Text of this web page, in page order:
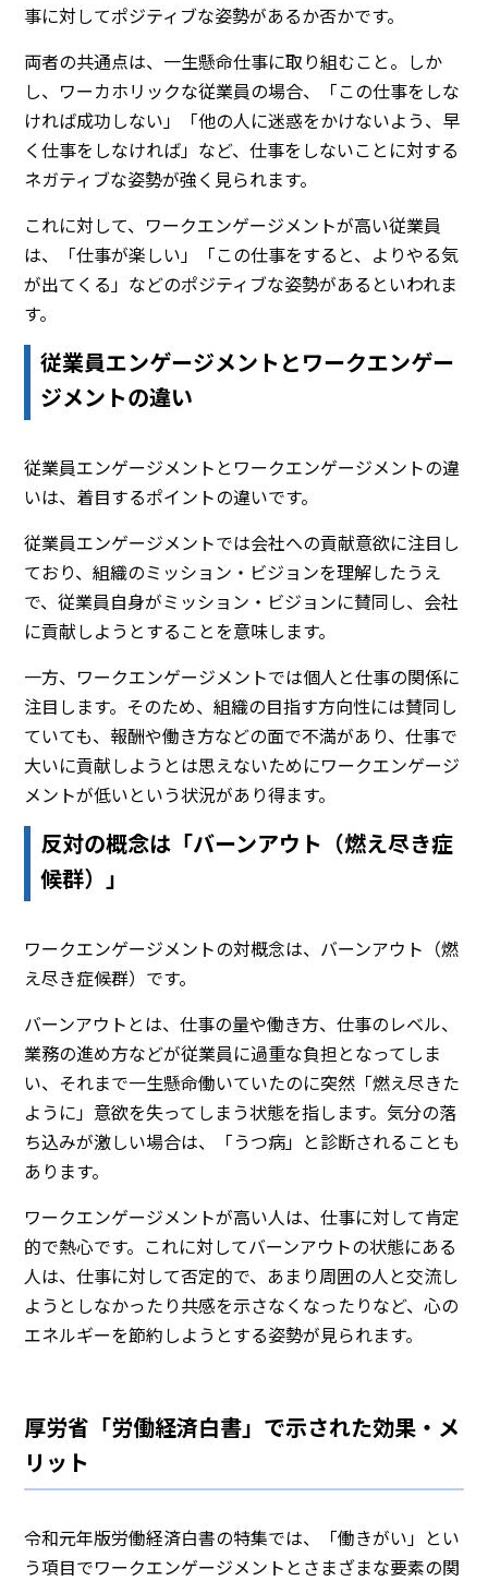
事に対してポジティブな姿勢があるか否かです。
両者の共通点は、一生懸命仕事に取り組むこと。しか
し、ワーカホリックな従業員の場合、「この仕事をしな
ければ成功しない」「他の人に迷惑をかけないよう、早
く仕事をしなければ」など、仕事をしないことに対する
ネガティブな姿勢が強く見られます。
これに対して、ワークエンゲージメントが高い従業員
は、「仕事が楽しい」「この仕事をすると、よりやる気
が出てくる」などのポジティブな姿勢があるといわれま
す。
従業員エンゲージメントとワークエンゲー
ジメントの違い
従業員エンゲージメントとワークエンゲージメントの違
いは、着目するポイントの違いです。
従業員エンゲージメントでは会社への貢献意欲に注目し
ており、組織のミッション・ビジョンを理解したうえ
で、従業員自身がミッション・ビジョンに賛同し、会社
に貢献しようとすることを意味します。
一方、ワークエンゲージメントでは個人と仕事の関係に
注目します。そのため、組織の目指す方向性には賛同し
ていても、報酬や働き方などの面で不満があり、仕事で
大いに貢献しようとは思えないためにワークエンゲージ
メントが低いという状況があり得ます。
反対の概念は「バーンアウト（燃え尽き症
候群）」
ワークエンゲージメントの対概念は、バーンアウト（燃
え尽き症候群）です。
バーンアウトとは、仕事の量や働き方、仕事のレベル、
業務の進め方などが従業員に過重な負担となってしま
い、それまで一生懸命働いていたのに突然「燃え尽きた
ように」意欲を失ってしまう状態を指します。気分の落
ち込みが激しい場合は、「うつ病」と診断されることも
あります。
ワークエンゲージメントが高い人は、仕事に対して肯定
的で熱心です。これに対してバーンアウトの状態にある
人は、仕事に対して否定的で、あまり周囲の人と交流し
ようとしなかったり共感を示さなくなったりなど、心の
エネルギーを節約しようとする姿勢が見られます。
厚労省「労働経済白書」で示された効果・メ
リット
令和元年版労働経済白書の特集では、「働きがい」とい
う項目でワークエンゲージメントとさまざまな要素の関